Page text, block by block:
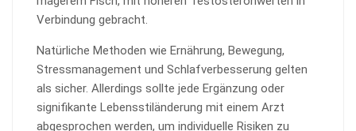
Verbindung gebracht.
Natürliche Methoden wie Ernährung, Bewegung,
Stressmanagement und Schlafverbesserung gelten
als sicher. Allerdings sollte jede Ergänzung oder
signifikante Lebensstiländerung mit einem Arzt
abgesprochen werden, um individuelle Risiken zu